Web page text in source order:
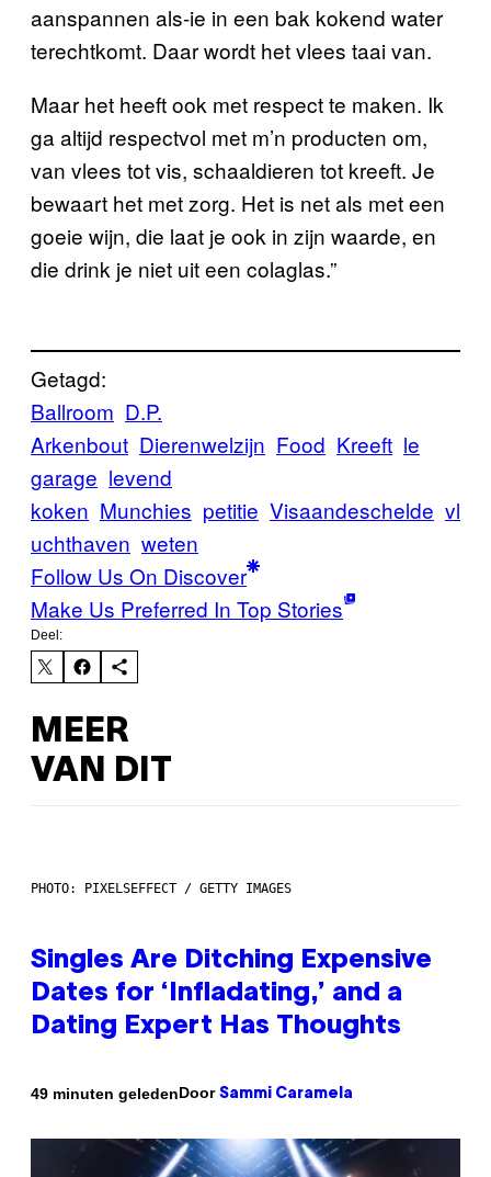
aanspannen als-ie in een bak kokend water
terechtkomt. Daar wordt het vlees taai van.
Maar het heeft ook met respect te maken. Ik
ga altijd respectvol met m’n producten om,
van vlees tot vis, schaaldieren tot kreeft. Je
bewaart het met zorg. Het is net als met een
goeie wijn, die laat je ook in zijn waarde, en
die drink je niet uit een colaglas.”
Getagd:
Ballroom D.P.
Arkenbout Dierenwelzijn Food Kreeft le
garage levend
koken Munchies petitie Visaandeschelde vl
uchthaven weten
Follow Us On Discover
Make Us Preferred In Top Stories
Deel:
MEER
VAN DIT
PHOTO: PIXELSEFFECT / GETTY IMAGES
Singles Are Ditching Expensive
Dates for ‘Infladating,’ and a
Dating Expert Has Thoughts
49 minuten geledenDoor Sammi Caramela